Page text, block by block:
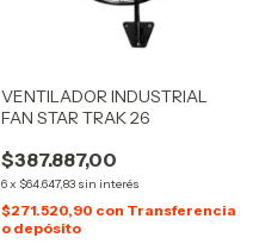
VENTILADOR INDUSTRIAL
FAN STAR TRAK 26
$387.887,00
6x $64.647,83 sin interés
$271.520,90 con Transferencia
o depósito